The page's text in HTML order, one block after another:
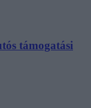
támogatási